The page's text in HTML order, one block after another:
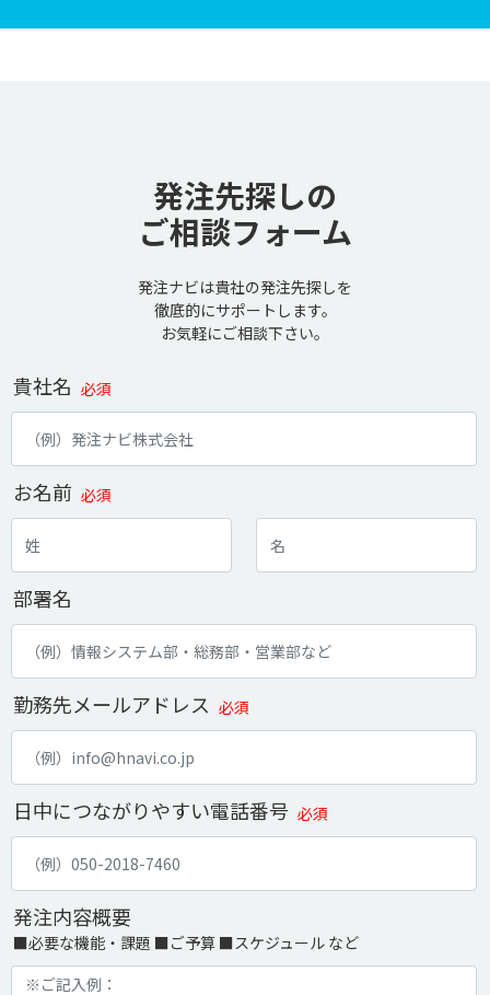
発注先探しの
ご相談フォーム
発注ナビは貴社の発注先探しを
徹底的にサポートします。
お気軽にご相談下さい。
貴社名 必須
お名前 必須
部署名
勤務先メールアドレス 必須
日中につながりやすい電話番号 必須
発注内容概要
■必要な機能・課題 ■ご予算 ■スケジュール など